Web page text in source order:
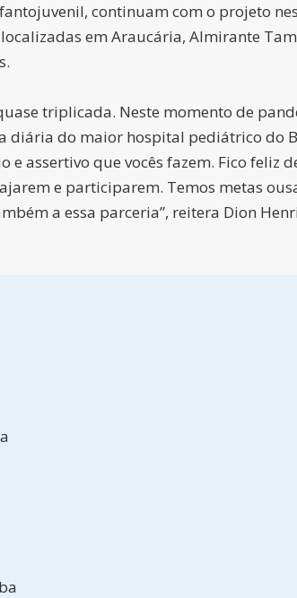
continuam com o projeto
em Araucária, Almirante
triplicada. Neste momento de
do maior hospital pediátrico do
assertivo que vocês fazem. Fico feliz
e participarem. Temos metas
a essa parceria”, reitera Dion